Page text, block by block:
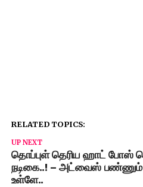
RELATED TOPICS:
UP NEXT
தொப்புள் தெரிய ஹாட் போஸ்
நடிகை..! – அட்வைஸ் பண்ணும்
உள்ளே..